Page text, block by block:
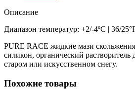
Описание
Диапазон температур: +2/-4ºC | 36/
PURE RACE жидкие мази
силикон, органический
старом или искусственном снегу.
Похожие товары